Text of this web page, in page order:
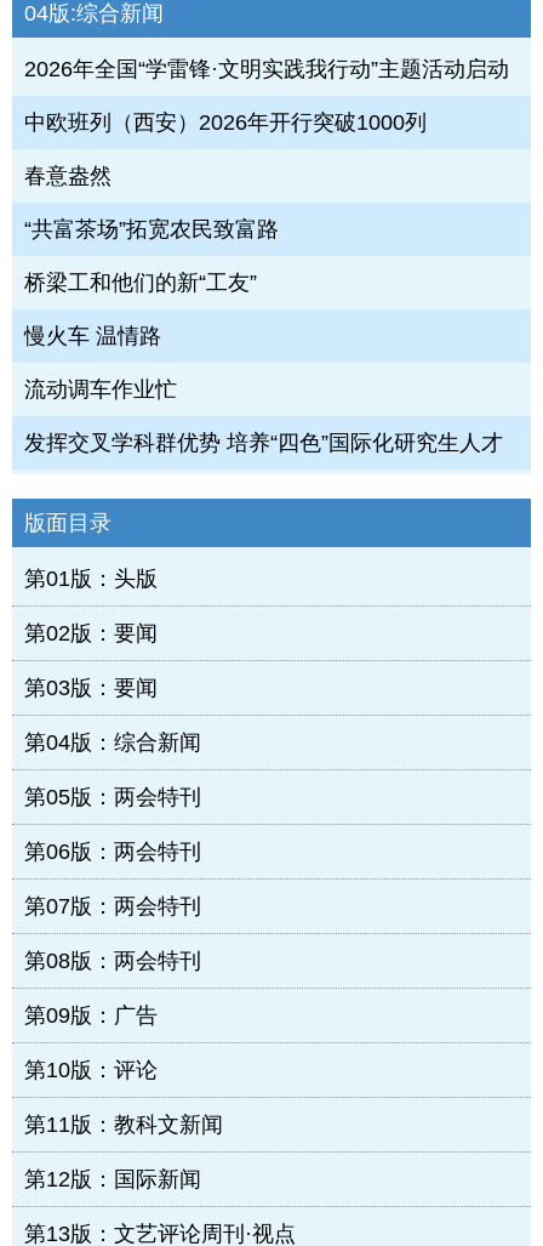
04版:综合新闻
2026年全国“学雷锋·文明实践我行动”主题活动启动
中欧班列（西安）2026年开行突破1000列
春意盎然
“共富茶场”拓宽农民致富路
桥梁工和他们的新“工友”
慢火车 温情路
流动调车作业忙
发挥交叉学科群优势 培养“四色”国际化研究生人才
版面目录
第01版：头版
第02版：要闻
第03版：要闻
第04版：综合新闻
第05版：两会特刊
第06版：两会特刊
第07版：两会特刊
第08版：两会特刊
第09版：广告
第10版：评论
第11版：教科文新闻
第12版：国际新闻
第13版：文艺评论周刊·视点